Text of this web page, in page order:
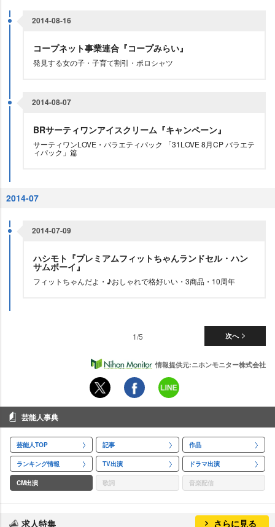
2014-08-16
コープネット事業連合『コープみらい』
発見する女の子・子育て割引・ポロシャツ
2014-08-07
BRサーティワンアイスクリーム『キャンペーン』
サーティワンLOVE・バラエティパック 「31LOVE 8月CP バラエテ
ィパック」篇
2014-07
2014-07-09
ハシモト『プレミアムフィットちゃんランドセル・ハン
サムボーイ』
フィットちゃんだよ・♪おしゃれで格好いい・3商品・10周年
次へ
1/5
情報提供元:ニホンモニター株式会社
芸能人事典
芸能人TOP 記事 作品
ランキング情報 TV出演 ドラマ出演
CM出演 歌詞 音楽配信
求人特集 さらに見る